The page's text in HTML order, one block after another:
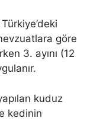
Türkiye’deki
göre
3. ayını (12
kuduz
kedinin